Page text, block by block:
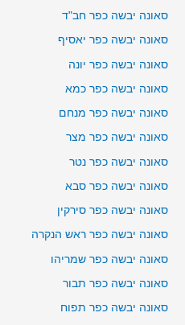
סאונה יבשה כפר חב"ד
סאונה יבשה כפר יאסיף
סאונה יבשה כפר יונה
סאונה יבשה כפר כמא
סאונה יבשה כפר מנחם
סאונה יבשה כפר מצר
סאונה יבשה כפר נטר
סאונה יבשה כפר סבא
סאונה יבשה כפר סירקין
סאונה יבשה כפר ראש הנקרה
סאונה יבשה כפר שמריהו
סאונה יבשה כפר תבור
סאונה יבשה כפר תפוח